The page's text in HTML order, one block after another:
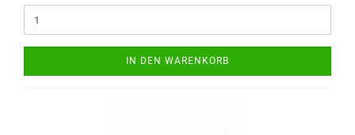
IN DEN WARENKORB